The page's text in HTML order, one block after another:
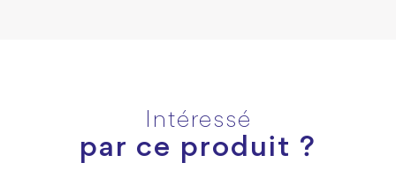
Intéressé
par ce produit ?